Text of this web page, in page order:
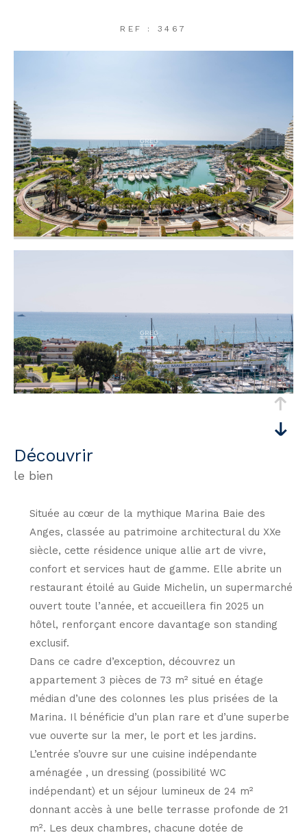
REF : 3467
découvrir
le bien
Située au cœur de la mythique Marina Baie des
Anges, classée au patrimoine architectural du XXe
siècle, cette résidence unique allie art de vivre,
confort et services haut de gamme. Elle abrite un
restaurant étoilé au Guide Michelin, un supermarché
ouvert toute l’année, et accueillera fin 2025 un
hôtel, renforçant encore davantage son standing
exclusif.
Dans ce cadre d’exception, découvrez un
appartement 3 pièces de 73 m² situé en étage
médian d’une des colonnes les plus prisées de la
Marina. Il bénéficie d’un plan rare et d’une superbe
vue ouverte sur la mer, le port et les jardins.
L’entrée s’ouvre sur une cuisine indépendante
aménagée , un dressing (possibilité WC
indépendant) et un séjour lumineux de 24 m²
donnant accès à une belle terrasse profonde de 21
m². Les deux chambres, chacune dotée de